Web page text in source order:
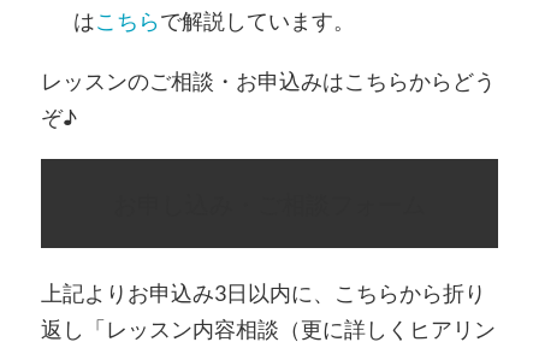
はこちらで解説しています。
レッスンのご相談・お申込みはこちらからどう
ぞ♪
上記よりお申込み3日以内に、こちらから折り
返し「レッスン内容相談（更に詳しくヒアリン